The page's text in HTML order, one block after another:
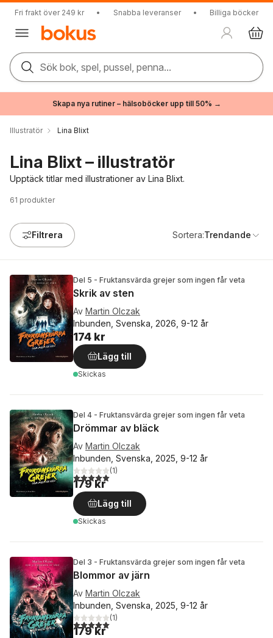
Fri frakt över 249 kr • Snabba leveranser • Billiga böcker
Sök bok, spel, pussel, penna...
Skapa nya rutiner – hälsoböcker upp till 50% →
Illustratör Lina Blixt
Lina Blixt – illustratör
Upptäck titlar med illustrationer av Lina Blixt.
61 produkter
Filtrera Sortera:Trendande
Del 5 - Fruktansvärda grejer som ingen får veta
Skrik av sten
Av Martin Olczak
Inbunden, Svenska, 2026, 9-12 år
174 kr
Lägg till
Skickas
Del 4 - Fruktansvärda grejer som ingen får veta
Drömmar av bläck
Av Martin Olczak
Inbunden, Svenska, 2025, 9-12 år
5,0utav 5 stjärnor. Totalt antal röster:
(1)
179 kr
Lägg till
Skickas
Del 3 - Fruktansvärda grejer som ingen får veta
Blommor av järn
Av Martin Olczak
Inbunden, Svenska, 2025, 9-12 år
5,0utav 5 stjärnor. Totalt antal röster:
(1)
179 kr